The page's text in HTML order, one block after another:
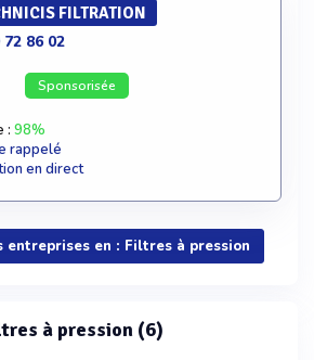
FILTRATION
72 86 02
Sponsorisée
: 98%
rappelé
en direct
entreprises en : Filtres à pression
à pression (6)